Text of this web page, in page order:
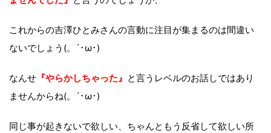
これからの吉澤ひとみさんの言動に注目が集まるのは間違い
ないでしょう(。´･ω･)
なんせ 『やらかしちゃった』 と言うレベルのお話しではあり
ませんからね(。´･ω･)
同じ事が起きないで欲しい、ちゃんともう反省して欲しい所